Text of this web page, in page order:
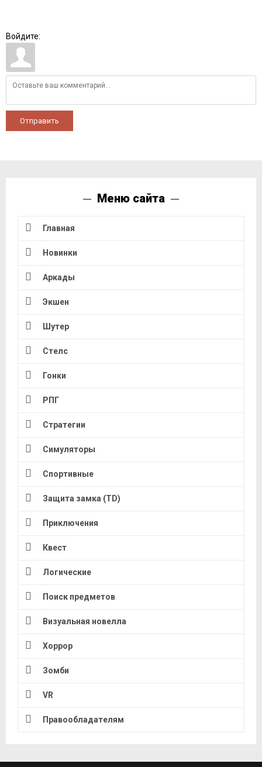
Войдите:
Отправить
Меню сайта
Главная
Новинки
Аркады
Экшен
Шутер
Стелс
Гонки
РПГ
Стратегии
Симуляторы
Спортивные
Защита замка (TD)
Приключения
Квест
Логические
Поиск предметов
Визуальная новелла
Хоррор
Зомби
VR
Правообладателям